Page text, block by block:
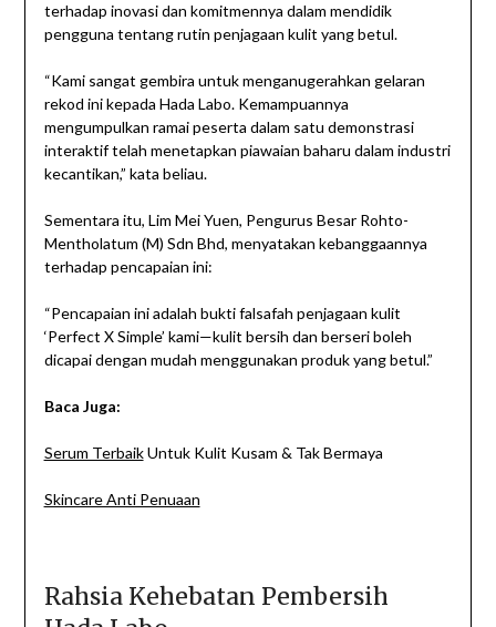
terhadap inovasi dan komitmennya dalam mendidik
pengguna tentang rutin penjagaan kulit yang betul.
“Kami sangat gembira untuk menganugerahkan gelaran
rekod ini kepada Hada Labo. Kemampuannya
mengumpulkan ramai peserta dalam satu demonstrasi
interaktif telah menetapkan piawaian baharu dalam industri
kecantikan,” kata beliau.
Sementara itu, Lim Mei Yuen, Pengurus Besar Rohto-
Mentholatum (M) Sdn Bhd, menyatakan kebanggaannya
terhadap pencapaian ini:
“Pencapaian ini adalah bukti falsafah penjagaan kulit
‘Perfect X Simple’ kami—kulit bersih dan berseri boleh
dicapai dengan mudah menggunakan produk yang betul.”
Baca Juga:
Serum TerbaikUntuk Kulit Kusam & Tak Bermaya
Skincare Anti Penuaan
Rahsia Kehebatan Pembersih